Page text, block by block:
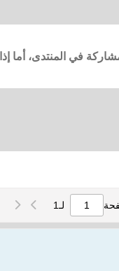
في المنتدى، أما
لـ1